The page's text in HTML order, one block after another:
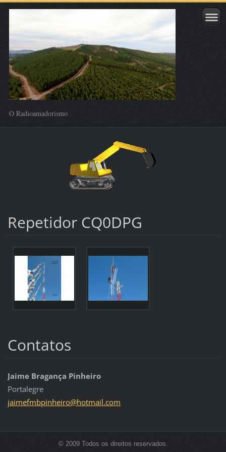
O Radioamadorismo
Repetidor CQ0DPG
Contatos
Jaime Bragança Pinheiro
Portalegre
jaimefmbpinheiro@hotmail.com
© 2009 Todos os direitos reservados.